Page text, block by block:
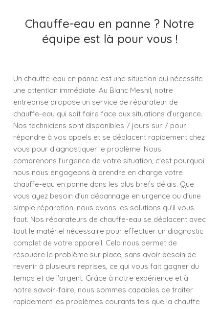
Chauffe-eau en panne ? Notre
équipe est là pour vous !
Un chauffe-eau en panne est une situation qui nécessite
une attention immédiate. Au Blanc Mesnil, notre
entreprise propose un service de réparateur de
chauffe-eau qui sait faire face aux situations d’urgence.
Nos techniciens sont disponibles 7 jours sur 7 pour
répondre à vos appels et se déplacent rapidement chez
vous pour diagnostiquer le problème. Nous
comprenons l'urgence de votre situation, c'est pourquoi
nous nous engageons à prendre en charge votre
chauffe-eau en panne dans les plus brefs délais. Que
vous ayez besoin d'un dépannage en urgence ou d'une
simple réparation, nous avons les solutions qu'il vous
faut. Nos réparateurs de chauffe-eau se déplacent avec
tout le matériel nécessaire pour effectuer un diagnostic
complet de votre appareil. Cela nous permet de
résoudre le problème sur place, sans avoir besoin de
revenir à plusieurs reprises, ce qui vous fait gagner du
temps et de l'argent. Grâce à notre expérience et à
notre savoir-faire, nous sommes capables de traiter
rapidement les problèmes courants tels que la chauffe